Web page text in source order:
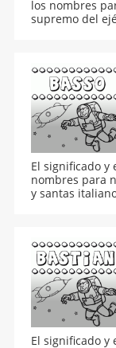
los nombres
supremo del
El significado y
nombres para
y santas
El significado y